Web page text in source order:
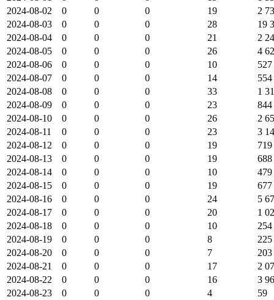
2024-08-02
0 0 0 19
2
2024-08-03
0 0 0 28
19
2024-08-04
0 0 0 21
2
2024-08-05
0 0 0 26
4
2024-08-06
0 0 0 10
527
2024-08-07
0 0 0 14
554
2024-08-08
0 0 0 33
1
2024-08-09
0 0 0 23
844
2024-08-10
0 0 0 26
2
2024-08-11
0 0 0 23
3
2024-08-12
0 0 0 19
719
2024-08-13
0 0 0 19
688
2024-08-14
0 0 0 10
479
2024-08-15
0 0 0 19
677
2024-08-16
0 0 0 24
5
2024-08-17
0 0 0 20
1
2024-08-18
0 0 0 10
254
2024-08-19
0 0 0 8
225
2024-08-20
0 0 0 7
203
2024-08-21
0 0 0 17
2
2024-08-22
0 0 0 16
3
2024-08-23
0 0 0 4
59